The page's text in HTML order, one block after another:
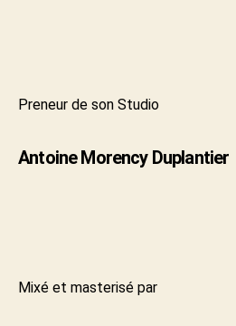
Preneur de son Studio
Antoine Morency Duplantier
Mixé et masterisé par